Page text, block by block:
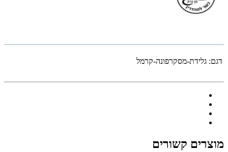
דגם: גלידת-מסקרפונה-קרמל
מוצרים קשורים